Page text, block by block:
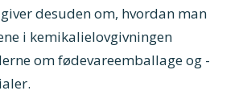
desuden om, hvordan man
i kemikalielovgivningen
om fødevareemballage og -